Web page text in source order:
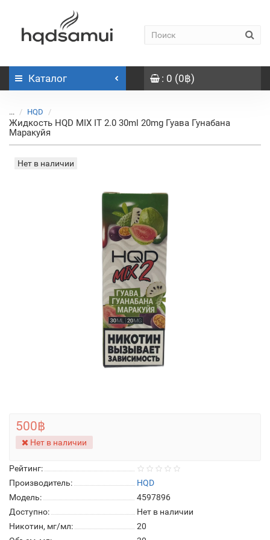
Каталог : 0 (0฿)
... HQD
Жидкость HQD MIX IT 2.0 30ml 20mg Гуава Гунабана
Маракуйя
Нет в наличии
Рейтинг:
Производитель:
HQD
Модель:
4597896
Доступно:
Нет в наличии
Никотин, мг/мл:
20
500฿
Нет в наличии